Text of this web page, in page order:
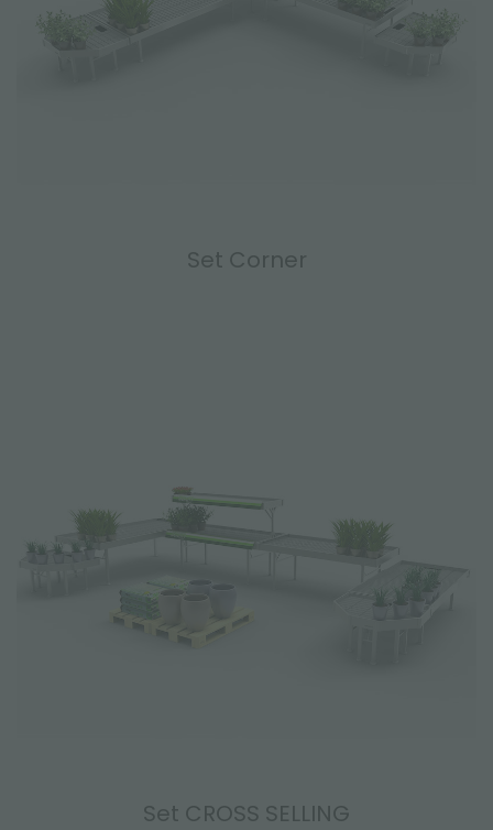
Set Corner
Set CROSS SELLING